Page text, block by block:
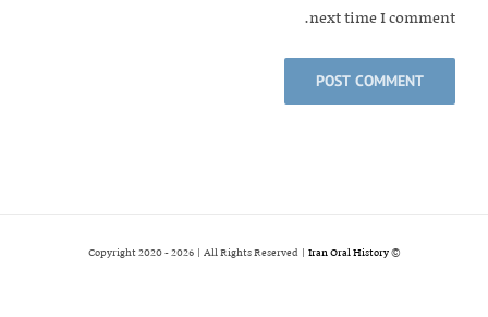
next time I comment.
© Copyright 2020 -
2026 | All Rights Reserved | Iran Oral History